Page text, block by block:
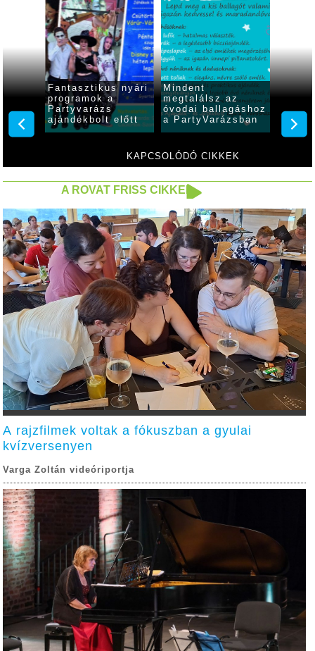
KAPCSOLÓDÓ CIKKEK
Fantasztikus nyári
programok a
Partyvarázs
ajándékbolt előtt
Mindent
megtalálsz az
óvodai ballagáshoz
a PartyVarázsban
A ROVAT FRISS CIKKEI
A rajzfilmek voltak a fókuszban a gyulai
kvízversenyen
Varga Zoltán videóriportja